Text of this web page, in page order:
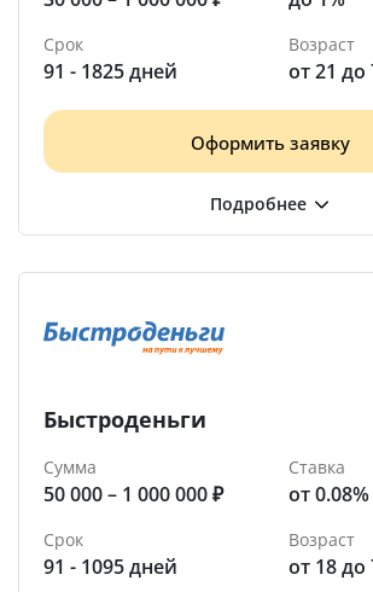
Срок
91 - 1825 дней
Возраст
от 21 до
Оформить заявку
Быстроденьги
Сумма
50 000 – 1 000 000 ₽
Ставка
от 0.08%
Срок
91 - 1095 дней
Возраст
от 18 до